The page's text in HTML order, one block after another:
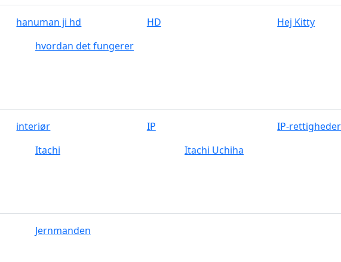
hanuman ji hd HD Hej Kitty
hvordan det fungerer
interiør IP IP-rettigheder
Itachi Itachi Uchiha
Jernmanden